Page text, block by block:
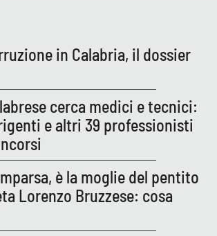
in Calabria, il dossier
cerca medici e tecnici:
e altri 39 professionisti
è la moglie del pentito
Lorenzo Bruzzese: cosa